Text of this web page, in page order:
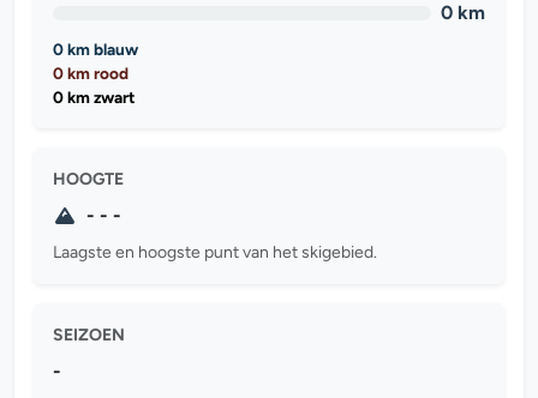
0 km
0 km blauw
0 km rood
0 km zwart
HOOGTE
- - -
Laagste en hoogste punt van het skigebied.
SEIZOEN
-